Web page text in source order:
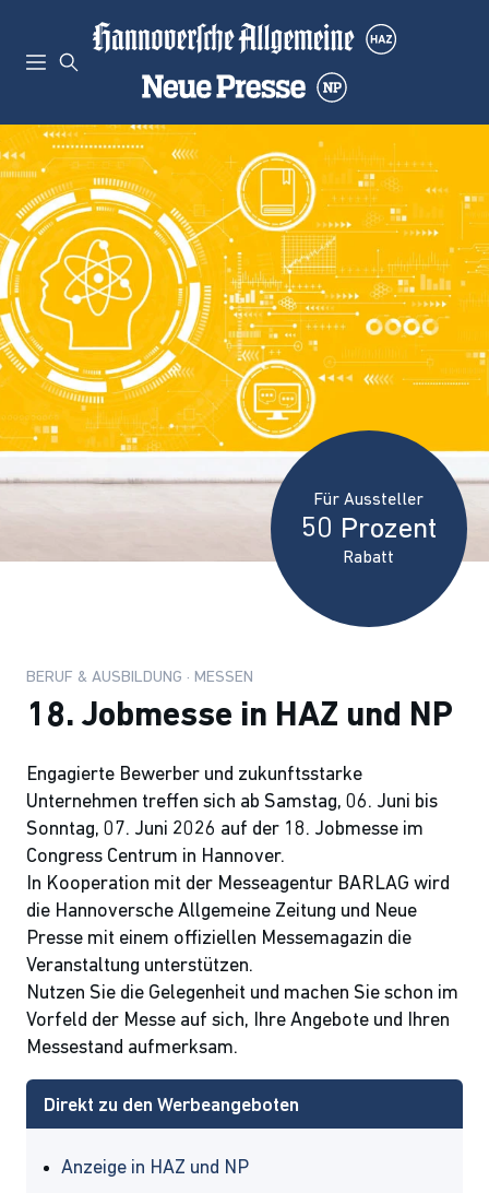
Für Aussteller
50 Prozent
Rabatt
BERUF & AUSBILDUNG · MESSEN
18. Jobmesse in HAZ und NP
Engagierte Bewerber und zukunftsstarke
Unternehmen treffen sich ab Samstag, 06. Juni bis
Sonntag, 07. Juni 2026 auf der 18. Jobmesse im
Congress Centrum in Hannover.
In Kooperation mit der Messeagentur BARLAG wird
die Hannoversche Allgemeine Zeitung und Neue
Presse mit einem offiziellen Messemagazin die
Veranstaltung unterstützen.
Nutzen Sie die Gelegenheit und machen Sie schon im
Vorfeld der Messe auf sich, Ihre Angebote und Ihren
Messestand aufmerksam.
Direkt zu den Werbeangeboten
Anzeige in HAZ und NP